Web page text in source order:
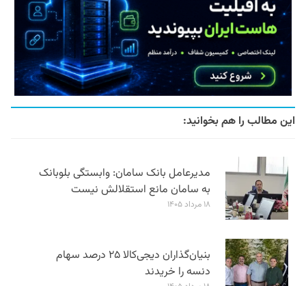
این مطالب را هم بخوانید:
مدیرعامل بانک سامان: وابستگی بلوبانک
به سامان مانع استقلالش نیست
۱۸ مرداد ۱۴۰۵
بنیان‌گذاران دیجی‌کالا ۲۵ درصد سهام
دنسه را خریدند